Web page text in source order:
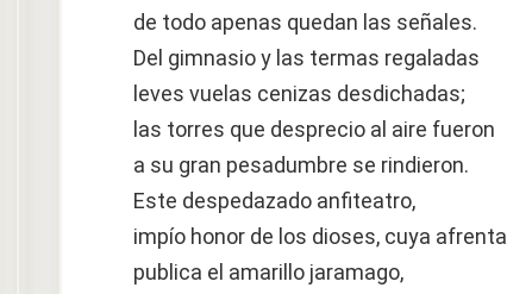
de todo apenas quedan las señales.
Del gimnasio y las termas regaladas
leves vuelas cenizas desdichadas;
las torres que desprecio al aire fueron
a su gran pesadumbre se rindieron.
Este despedazado anfiteatro,
impío honor de los dioses, cuya afrenta
publica el amarillo jaramago,